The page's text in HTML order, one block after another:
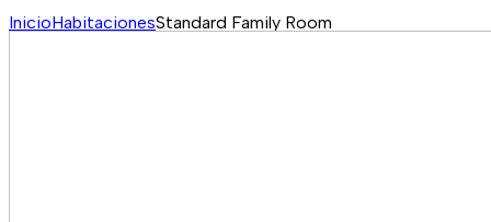
InicioHabitacionesStandard Family Room